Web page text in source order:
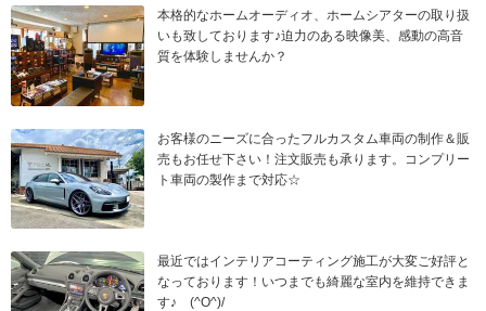
本格的なホームオーディオ、ホームシアターの取り扱
いも致しております♪迫力のある映像美、感動の高音
質を体験しませんか？
お客様のニーズに合ったフルカスタム車両の制作＆販
売もお任せ下さい！注文販売も承ります。コンプリー
ト車両の製作まで対応☆
最近ではインテリアコーティング施工が大変ご好評と
なっております！いつまでも綺麗な室内を維持できま
す♪ (^O^)/